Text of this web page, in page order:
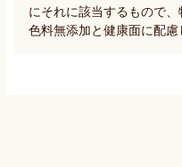
にそれに該当するもので
色料無添加と健康面に配慮